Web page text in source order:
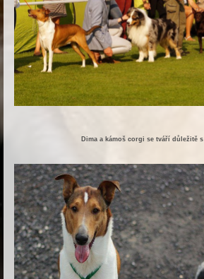
Dima a kámoš corgi se tváří důležitě